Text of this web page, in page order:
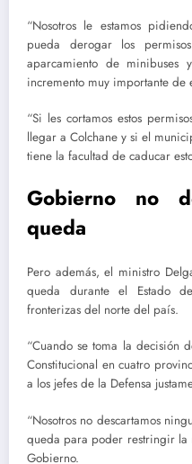
“Nosotros le estamos
pueda derogar los
aparcamiento de
incremento muy importante de
“Si les cortamos estos
llegar a Colchane y si el
tiene la facultad de caducar
Gobierno no
queda
Pero además, el ministro
queda durante el Estado
fronterizas del norte del país.
“Cuando se toma la decisión
Constitucional en cuatro
a los jefes de la Defensa
“Nosotros no descartamos
queda para poder restringir
Gobierno.